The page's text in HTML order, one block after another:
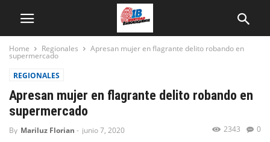
Home Regionales Apresan mujer en flagrante delito robando en
supermercado
REGIONALES
Apresan mujer en flagrante delito robando en
supermercado
By Mariluz Florian - junio 7, 2020 0
2343